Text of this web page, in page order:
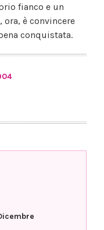
fianco e un
ora, è convincere
conquistata.